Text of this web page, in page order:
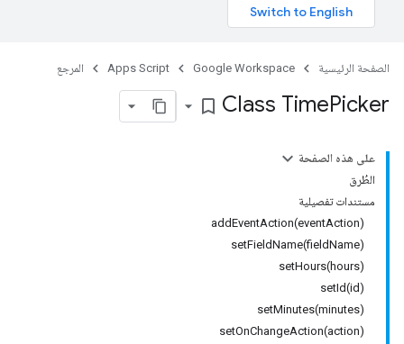
الصفحة الرئيسية Google Workspace
Apps Script المرجع
Class TimePicker
bookmark_border
على هذه الصفحة
الطُرق
مستندات تفصيلية
addEventAction(eventAction)
setFieldName(fieldName)
setHours(hours)
setId(id)
setMinutes(minutes)
setOnChangeAction(action)